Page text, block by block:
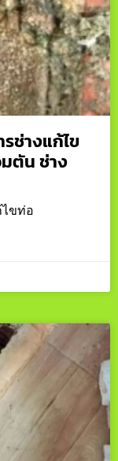
ช่างแก้ไข
ตัน ช่าง
ขท่อ